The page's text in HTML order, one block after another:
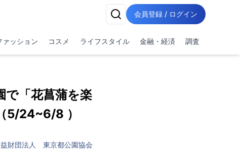
会員登録 / ログイン
ァッション コスメ ライフスタイル 金融・経済 調査
「花菖蒲を楽
5/24~6/8 ）
財団法人 東京都公園協会